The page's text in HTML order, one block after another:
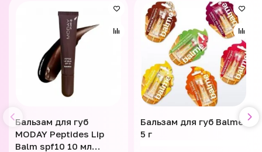
Бальзам для губ
MODAY Peptides Lip
Balm spf10 10 мл
Бальзам для губ Balme
5 г